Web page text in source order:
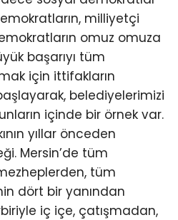
milliyetçi
omuz omuza
başarıyı tüm
için ittifakların
belediyelerimizi
içinde bir örnek var.
yıllar önceden
Mersin’de tüm
tüm
dört bir yanından
iç içe, çatışmadan,